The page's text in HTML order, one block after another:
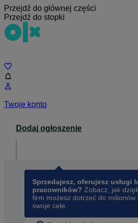
Przejdź do głównej części
Przejdź do stopki
Twoje konto
Dodaj ogłoszenie
Sprzedajesz, oferujesz usługi
pracowników? Zobacz, jak
firm możesz dotrzeć do
swoje cele.